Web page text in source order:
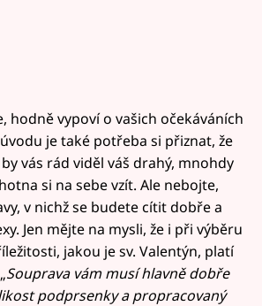
hodně vypoví o vašich očekáváních
je také potřeba si přiznat, že
vás rád viděl váš drahý, mnohdy
si na sebe vzít. Ale nebojte,
v nichž se budete cítit dobře a
Jen mějte na mysli, že i při výběru
jakou je sv. Valentýn, platí
Souprava vám musí hlavně dobře
podprsenky a propracovaný